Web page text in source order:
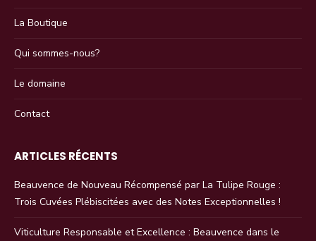
La Boutique
Qui sommes-nous?
Le domaine
Contact
ARTICLES RÉCENTS
Beauvence de Nouveau Récompensé par La Tulipe Rouge :
Trois Cuvées Plébiscitées avec des Notes Exceptionnelles !
Viticulture Responsable et Excellence : Beauvence dans le